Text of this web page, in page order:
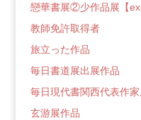
戀華書展②少作品展【
教師免許取得者
旅立った作品
毎日書道展出展作品
毎日現代書関西代表作
玄游展作品